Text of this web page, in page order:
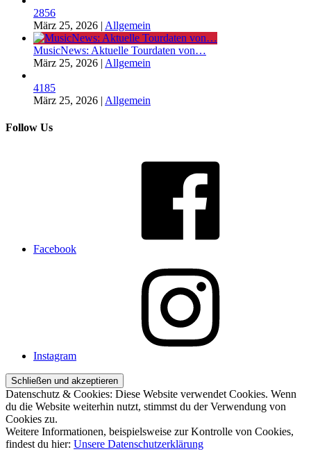
2856
März 25, 2026 | Allgemein
MusicNews: Aktuelle Tourdaten von…
März 25, 2026 | Allgemein
4185
März 25, 2026 | Allgemein
Follow Us
Facebook
Instagram
Datenschutz & Cookies: Diese Website verwendet Cookies. Wenn
du die Website weiterhin nutzt, stimmst du der Verwendung von
Cookies zu.
Weitere Informationen, beispielsweise zur Kontrolle von Cookies,
findest du hier: Unsere Datenschutzerklärung